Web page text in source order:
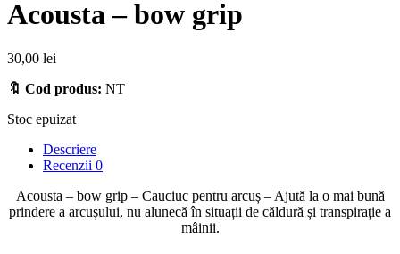
Acousta – bow grip
30,00 lei
🔖 Cod produs: NT
Stoc epuizat
Descriere
Recenzii 0
Acousta – bow grip – Cauciuc pentru arcuș – Ajută la o mai bună
prindere a arcușului, nu alunecă în situații de căldură și transpirație a
mâinii.